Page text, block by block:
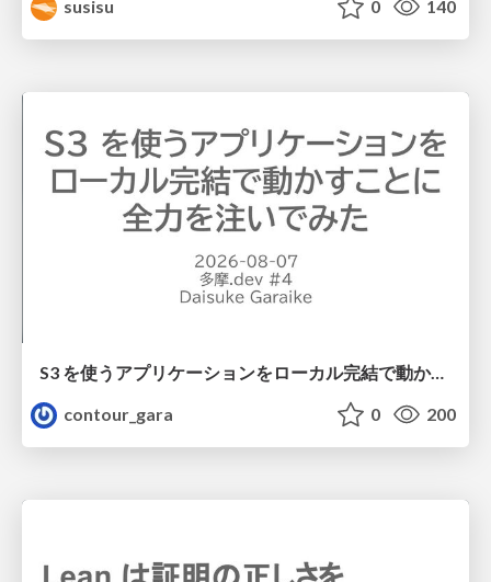
susisu 0 140
S3 を使うアプリケーションをローカル完結で動かすことに全力を注いでみた / Running S3 Apps Offline
contour_gara
0 200